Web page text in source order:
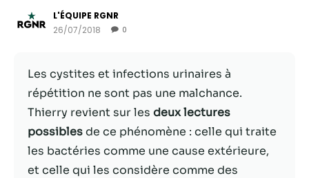
L'ÉQUIPE RGNR
26/07/2018
0
Les cystites et infections urinaires à
répétition ne sont pas une malchance.
Thierry revient sur les deux lectures
possiblesde ce phénomène : celle qui traite
les bactéries comme une cause extérieure,
et celle qui les considère comme des
Ces cookies ne
sont pas
facultatifs. Ils